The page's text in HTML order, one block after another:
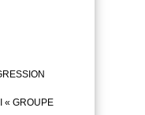
« GROUPE